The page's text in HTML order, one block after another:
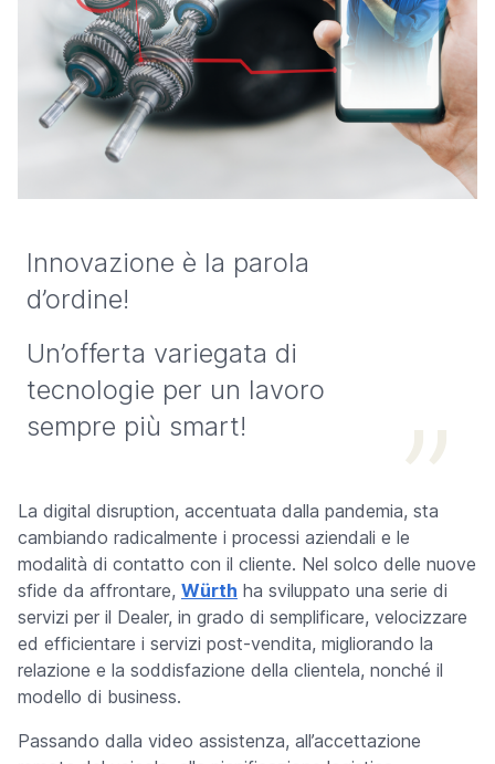
Innovazione è la parola
d’ordine!
Un’offerta variegata di
tecnologie per un lavoro
sempre più smart!
La digital disruption, accentuata dalla pandemia, sta
cambiando radicalmente i processi aziendali e le
modalità di contatto con il cliente. Nel solco delle nuove
sfide da affrontare, Würth ha sviluppato una serie di
servizi per il Dealer, in grado di semplificare, velocizzare
ed efficientare i servizi post-vendita, migliorando la
relazione e la soddisfazione della clientela, nonché il
modello di business.
Passando dalla video assistenza, all’accettazione